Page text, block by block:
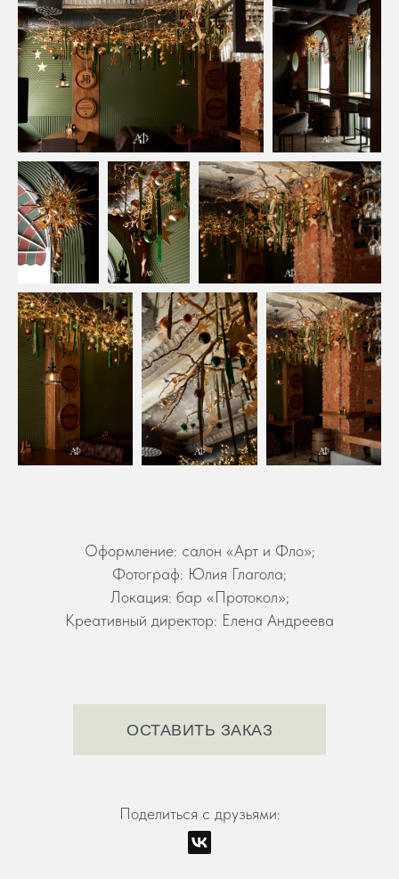
Оформление: салон «Арт и Фло»;
Фотограф: Юлия Глагола;
Локация: бар «Протокол»;
Креативный директор: Елена Андреева
ОСТАВИТЬ ЗАКАЗ
Поделиться с друзьями: